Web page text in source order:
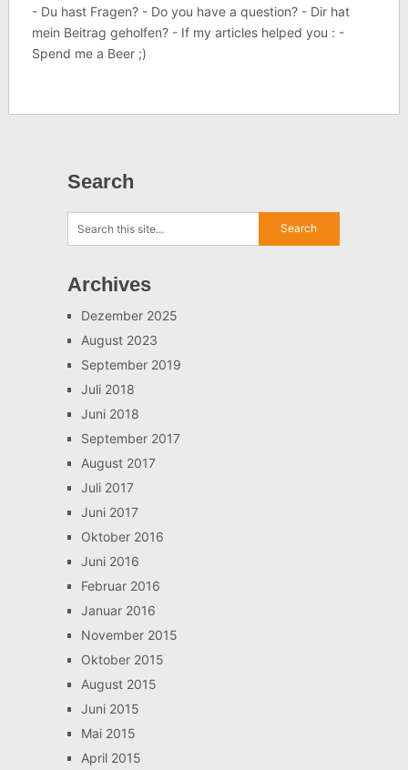
- Du hast Fragen? - Do you have a question? - Dir hat
mein Beitrag geholfen? - If my articles helped you : -
Spend me a Beer ;)
Search
Archives
Dezember 2025
August 2023
September 2019
Juli 2018
Juni 2018
September 2017
August 2017
Juli 2017
Juni 2017
Oktober 2016
Juni 2016
Februar 2016
Januar 2016
November 2015
Oktober 2015
August 2015
Juni 2015
Mai 2015
April 2015